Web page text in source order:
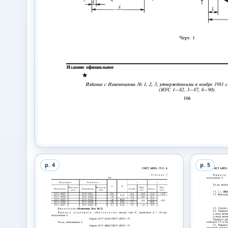
p. 4 p. 5